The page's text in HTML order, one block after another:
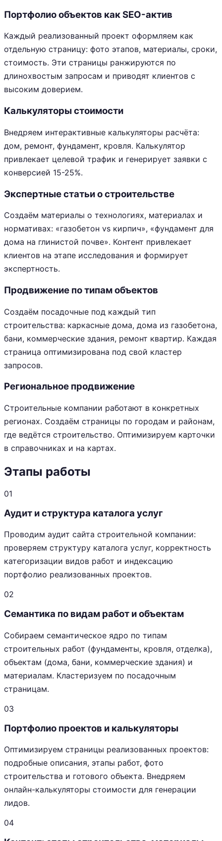
Портфолио объектов как SEO-актив
Каждый реализованный проект оформляем как
отдельную страницу: фото этапов, материалы, сроки,
стоимость. Эти страницы ранжируются по
длинохвостым запросам и приводят клиентов с
высоким доверием.
Калькуляторы стоимости
Внедряем интерактивные калькуляторы расчёта:
дом, ремонт, фундамент, кровля. Калькулятор
привлекает целевой трафик и генерирует заявки с
конверсией 15-25%.
Экспертные статьи о строительстве
Создаём материалы о технологиях, материалах и
нормативах: «газобетон vs кирпич», «фундамент для
дома на глинистой почве». Контент привлекает
клиентов на этапе исследования и формирует
экспертность.
Продвижение по типам объектов
Создаём посадочные под каждый тип
строительства: каркасные дома, дома из газобетона,
бани, коммерческие здания, ремонт квартир. Каждая
страница оптимизирована под свой кластер
запросов.
Региональное продвижение
Строительные компании работают в конкретных
регионах. Создаём страницы по городам и районам,
где ведётся строительство. Оптимизируем карточки
в справочниках и на картах.
Этапы работы
01
Аудит и структура каталога услуг
Проводим аудит сайта строительной компании:
проверяем структуру каталога услуг, корректность
категоризации видов работ и индексацию
портфолио реализованных проектов.
02
Семантика по видам работ и объектам
Собираем семантическое ядро по типам
строительных работ (фундаменты, кровля, отделка),
объектам (дома, бани, коммерческие здания) и
материалам. Кластеризуем по посадочным
страницам.
03
Портфолио проектов и калькуляторы
Оптимизируем страницы реализованных проектов:
подробные описания, этапы работ, фото
строительства и готового объекта. Внедряем
онлайн-калькуляторы стоимости для генерации
лидов.
04